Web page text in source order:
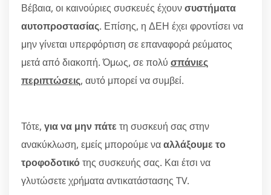
Βέβαια, οι καινούριες συσκευές έχουνσυστήματα
αυτοπροστασίας. Επίσης, η ΔΕΗ έχει φροντίσει να
μην γίνεται υπερφόρτιση σε επαναφορά ρεύματος
μετά από διακοπή. Όμως, σε πολύ σπάνιες
περιπτώσεις, αυτό μπορεί να συμβεί.
Τότε, για να μην πάτε τη συσκευή σας στην
ανακύκλωση, εμείς μπορούμε νααλλάξουμε το
τροφοδοτικότης συσκευής σας. Και έτσι να
γλυτώσετε χρήματα αντικατάστασης TV.